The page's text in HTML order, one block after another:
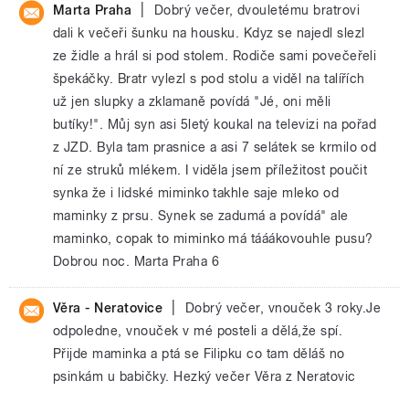
Marta Praha
Dobrý večer, dvouletému bratrovi
dali k večeři šunku na housku. Kdyz se najedl slezl
ze židle a hrál si pod stolem. Rodiče sami povečeřeli
špekáčky. Bratr vylezl s pod stolu a viděl na talířích
už jen slupky a zklamaně povídá "Jé, oni měli
butíky!". Můj syn asi 5letý koukal na televizi na pořad
z JZD. Byla tam prasnice a asi 7 selátek se krmilo od
ní ze struků mlékem. I viděla jsem příležitost poučit
synka že i lidské miminko takhle saje mleko od
maminky z prsu. Synek se zadumá a povídá" ale
maminko, copak to miminko má tááákovouhle pusu?
Dobrou noc. Marta Praha 6
Věra - Neratovice
Dobrý večer, vnouček 3 roky.Je
odpoledne, vnouček v mé posteli a dělá,že spí.
Přijde maminka a ptá se Filipku co tam děláš no
psinkám u babičky. Hezký večer Věra z Neratovic